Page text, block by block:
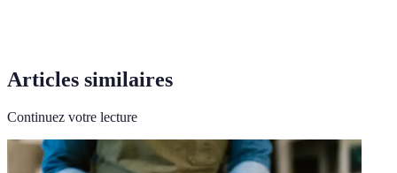
Articles similaires
Continuez votre lecture